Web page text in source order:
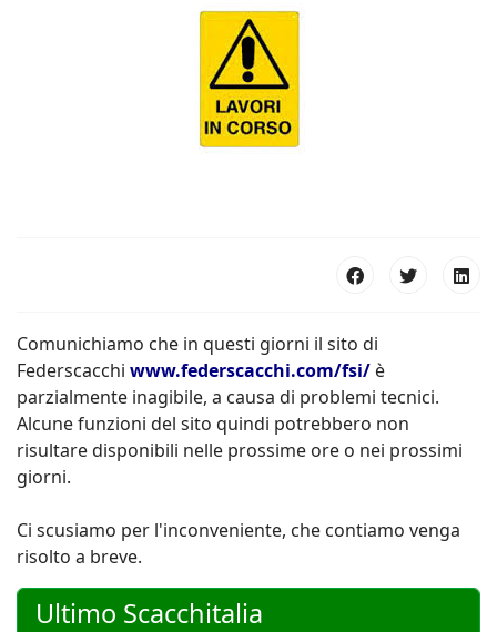
Comunichiamo che in questi giorni il sito di
Federscacchi www.federscacchi.com/fsi/ è
parzialmente inagibile, a causa di problemi tecnici.
Alcune funzioni del sito quindi potrebbero non
risultare disponibili nelle prossime ore o nei prossimi
giorni.
Ci scusiamo per l'inconveniente, che contiamo venga
risolto a breve.
Ultimo Scacchitalia